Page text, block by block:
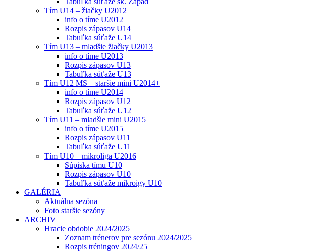
Tím U14 – žiačky U2012
info o tíme U2012
Rozpis zápasov U14
Tabuľka súťaže U14
Tím U13 – mladšie žiačky U2013
info o tíme U2013
Rozpis zápasov U13
Tabuľka súťaže U13
Tím U12 MS – staršie mini U2014+
info o tíme U2014
Rozpis zápasov U12
Tabuľka súťaže U12
Tím U11 – mladšie mini U2015
info o tíme U2015
Rozpis zápasov U11
Tabuľka súťaže U11
Tím U10 – mikroliga U2016
Súpiska tímu U10
Rozpis zápasov U10
Tabuľka súťaže mikroigy U10
GALÉRIA
Aktuálna sezóna
Foto staršie sezóny
ARCHIV
Hracie obdobie 2024/2025
Zoznam trénerov pre sezónu 2024/2025
Rozpis tréningov 2024/25